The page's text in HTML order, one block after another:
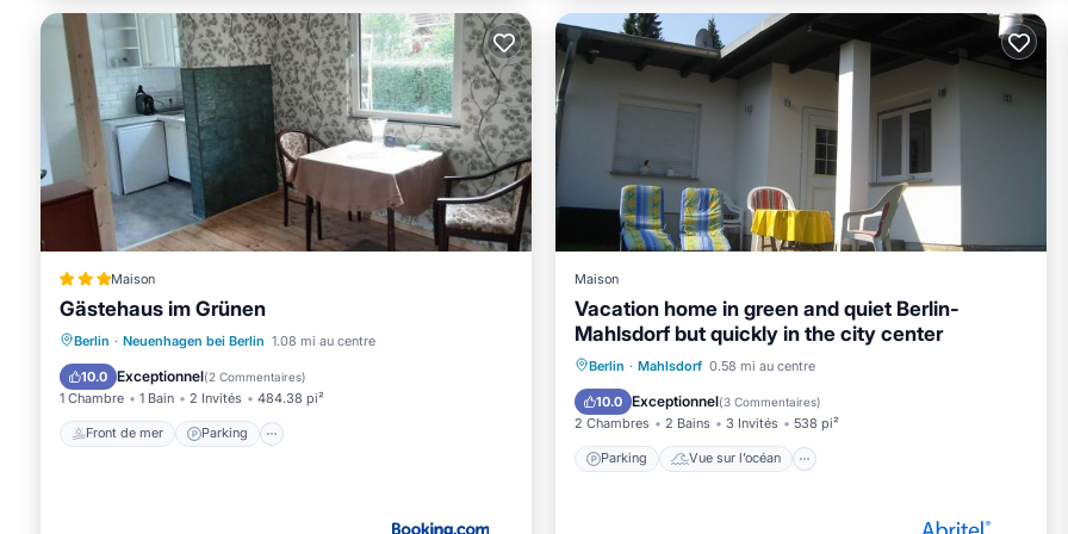
Maison
Gästehaus im Grünen
Berlin · Neuenhagen bei Berlin 1.08 mi au centre
10.0 Exceptionnel(2 Commentaires)
1 Chambre 1 Bain 2 Invités 484.38 pi²
Front de mer Parking
Front de mer
Parking
Vue sur l’océan
Balcon/Terrasse
Maison
Vacation home in green and quiet Berlin-
Mahlsdorf but quickly in the city center
Berlin · Mahlsdorf 0.58 mi au centre
10.0 Exceptionnel(3 Commentaires)
2 Chambres 2 Bains 3 Invités 538 pi²
Parking Vue sur l’océan
Parking
Vue sur l’océan
Balcon/Terrasse
Vue